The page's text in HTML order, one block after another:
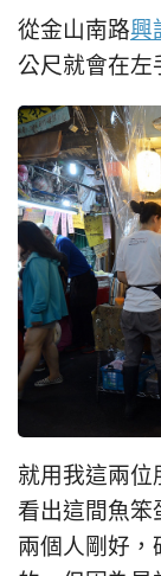
從金山南路興
公尺就會在左
就用我這兩位
看出這間魚笨
兩個人剛好